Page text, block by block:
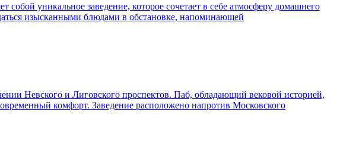
уникальное заведение, которое сочетает в себе атмосферу домашнего
изысканными блюдами в обстановке, напоминающей
Невского и Лиговского проспектов. Паб, обладающий вековой историей,
комфорт. Заведение расположено напротив Московского